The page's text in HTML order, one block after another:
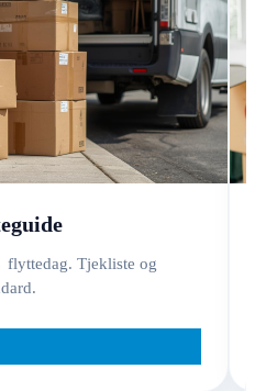
Tjekliste og